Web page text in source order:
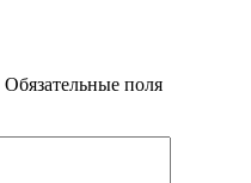
Обязательные поля